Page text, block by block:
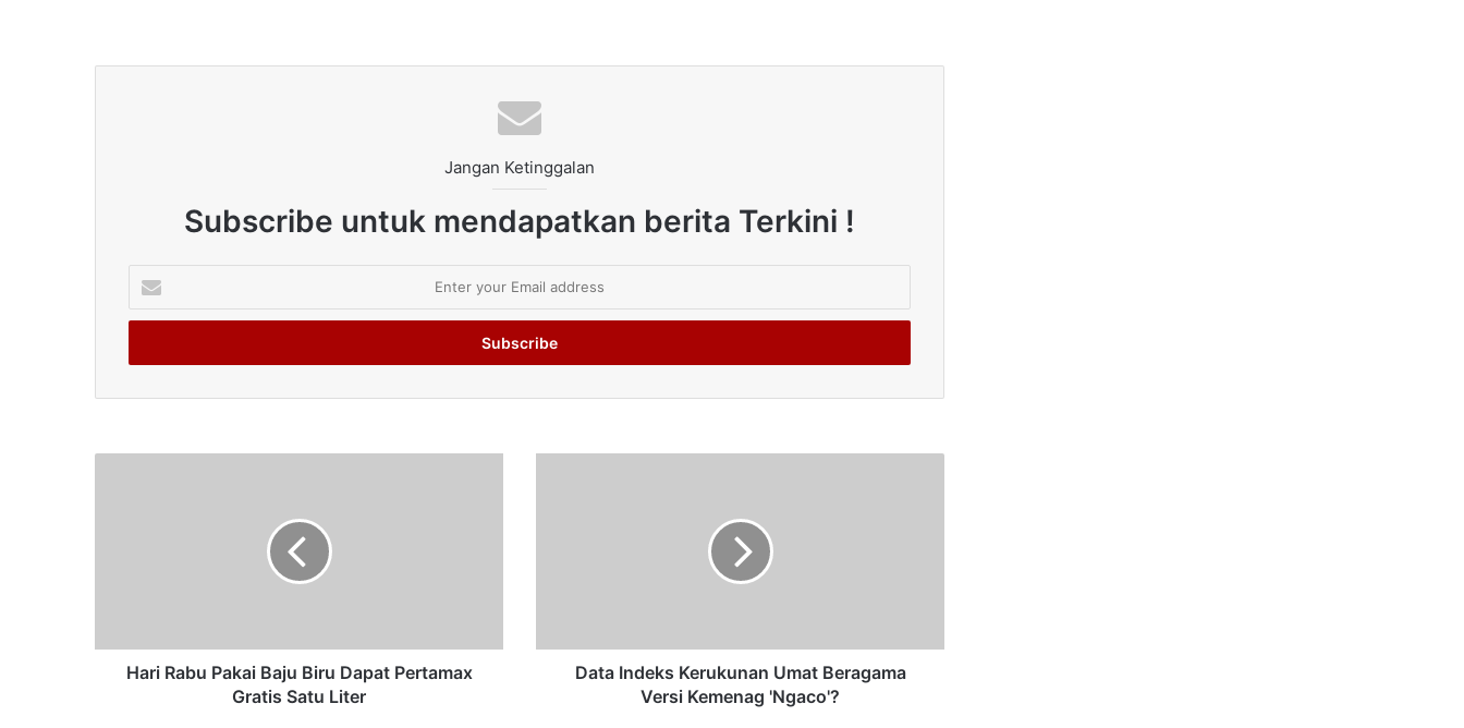
Jangan Ketinggalan
Subscribe untuk mendapatkan berita Terkini !
your
Email
Hari Rabu Pakai Baju Biru Dapat Pertamax
Gratis Satu Liter
Data Indeks Kerukunan Umat Beragama
Versi Kemenag 'Ngaco'?